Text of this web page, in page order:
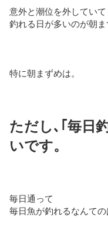
意外と潮位を外していて
釣れる日が多いのが朝ま
特に朝まずめは。
ただし､ ｢毎日
いです。
毎日通って
毎日魚が釣れるなんての